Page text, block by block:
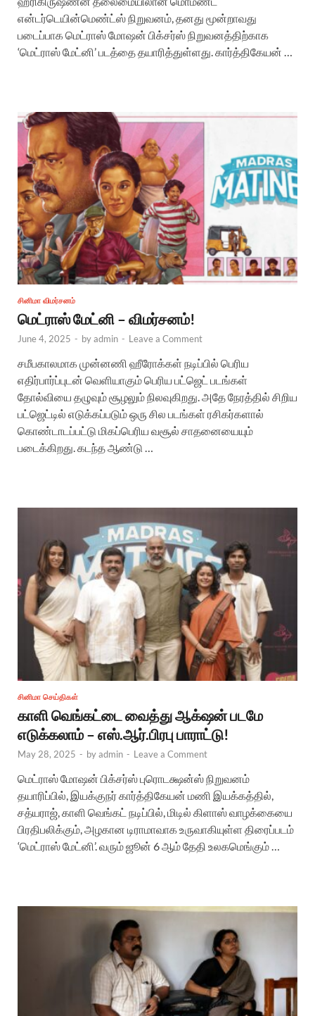
என்டர்டெயின்மெண்ட்ஸ் நிறுவனம், தனது மூன்றாவது
படைப்பாக மெட்ராஸ் மோஷன் பிக்சர்ஸ் நிறுவனத்திற்காக
‘மெட்ராஸ் மேட்னி’ படத்தை தயாரித்துள்ளது. கார்த்திகேயன் …
சினிமா விமர்சனம்
மெட்ராஸ் மேட்னி – விமர்சனம்!
June 4, 2025 - byadmin - Leave a Comment
சமீபகாலமாக முன்னணி ஹீரோக்கள் நடிப்பில் பெரிய
எதிர்பார்ப்புடன் வெளியாகும் பெரிய பட்ஜெட் படங்கள்
தோல்வியை தழுவும் சூழலும் நிலவுகிறது. அதே நேரத்தில் சிறிய
பட்ஜெட்டில் எடுக்கப்படும் ஒரு சில படங்கள் ரசிகர்களால்
கொண்டாடப்பட்டு மிகப்பெரிய வசூல் சாதனையையும்
படைக்கிறது. கடந்த ஆண்டு …
சினிமா செய்திகள்
காளி வெங்கட்டை வைத்து ஆக்‌ஷன் படமே
எடுக்கலாம் – எஸ்.ஆர்.பிரபு பாராட்டு!
May 28, 2025 - byadmin - Leave a Comment
மெட்ராஸ் மோஷன் பிக்சர்ஸ் புரொடக்ஷன்ஸ் நிறுவனம்
தயாரிப்பில், இயக்குநர் கார்த்திகேயன் மணி இயக்கத்தில்,
சத்யராஜ், காளி வெங்கட் நடிப்பில், மிடில் கிளாஸ் வாழக்கையை
பிரதிபலிக்கும், அழகான டிராமாவாக உருவாகியுள்ள திரைப்படம்
‘மெட்ராஸ் மேட்னி’. வரும் ஜூன் 6 ஆம் தேதி உலகமெங்கும் …